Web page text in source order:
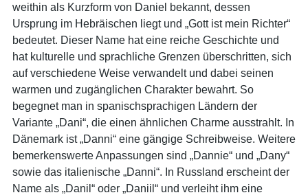
weithin als Kurzform von Daniel bekannt, dessen
Ursprung im Hebräischen liegt und „Gott ist mein Richter“
bedeutet. Dieser Name hat eine reiche Geschichte und
hat kulturelle und sprachliche Grenzen überschritten, sich
auf verschiedene Weise verwandelt und dabei seinen
warmen und zugänglichen Charakter bewahrt. So
begegnet man in spanischsprachigen Ländern der
Variante „Dani“, die einen ähnlichen Charme ausstrahlt. In
Dänemark ist „Danni“ eine gängige Schreibweise. Weitere
bemerkenswerte Anpassungen sind „Dannie“ und „Dany“
sowie das italienische „Danni“. In Russland erscheint der
Name als „Danil“ oder „Daniil“ und verleiht ihm eine